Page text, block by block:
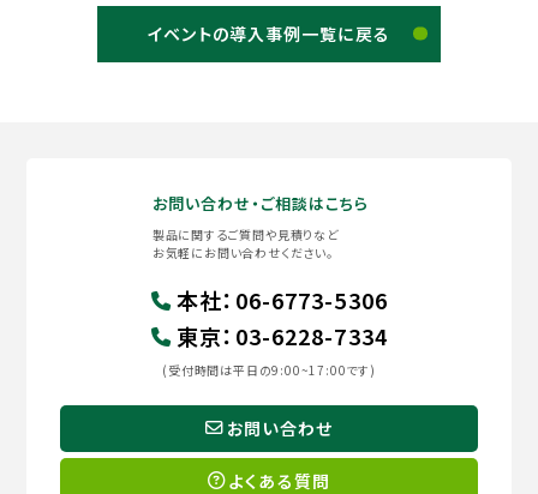
イベントの導入事例一覧に戻る
お問い合わせ・ご相談はこちら
製品に関するご質問や見積りなど
お気軽にお問い合わせください。
本社： 06-6773-5306
東京： 03-6228-7334
(受付時間は平日の9:00~17:00です)
お問い合わせ
よくある質問